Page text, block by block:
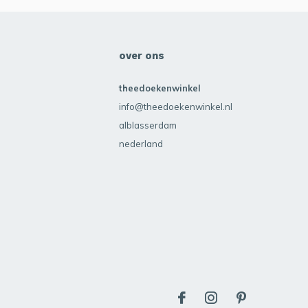
over ons
theedoekenwinkel
info@theedoekenwinkel.nl
alblasserdam
nederland